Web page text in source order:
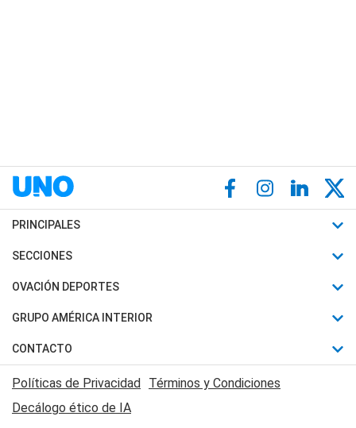
PRINCIPALES
Últimas Noticias
Política
Judiciales
Economia
SECCIONES
Horóscopo
Motores
Trucos caseros
Series y Películas
Edictos y Solicitadas
OVACIÓN DEPORTES
Fútbol
Mundial
Automovilismo
Rugby
GRUPO AMÉRICA INTERIOR
Canal 7 en Vivo
CONTACTO
Acerca de Nosotros
Contactanos
Políticas de Privacidad Términos y Condiciones
Decálogo ético de IA